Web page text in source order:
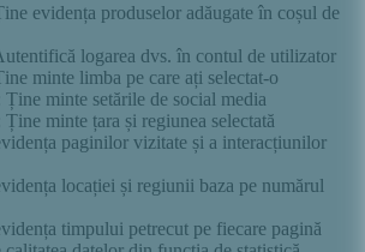
evidența produselor adăugate în coșul de
logarea dvs. în contul de utilizator
minte limba pe care ați selectat-o
minte setările de social media
minte țara și regiunea selectată
paginilor vizitate și a interacțiunilor
locației și regiunii baza pe numărul
timpului petrecut pe fiecare pagină